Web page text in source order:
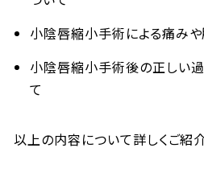
小陰唇縮小手術による痛みや
小陰唇縮小手術後の正しい
て
以上の内容について詳しくご紹